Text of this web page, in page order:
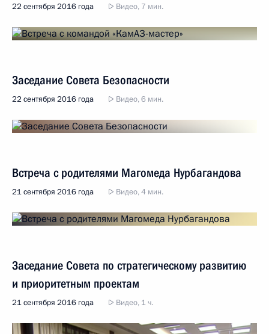
22 сентября 2016 года Видео, 7 мин.
Заседание Совета Безопасности
22 сентября 2016 года Видео, 6 мин.
Встреча с родителями Магомеда Нурбагандова
21 сентября 2016 года Видео, 4 мин.
Заседание Совета по стратегическому развитию
и приоритетным проектам
21 сентября 2016 года Видео, 1 ч.